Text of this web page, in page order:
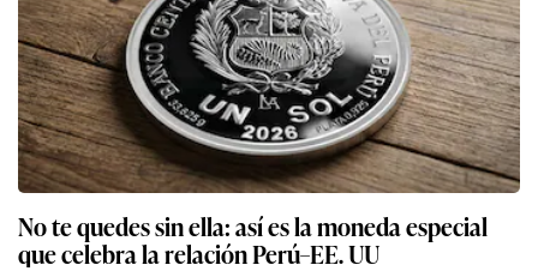
No te quedes sin ella: así es la moneda especial
que celebra la relación Perú–EE. UU